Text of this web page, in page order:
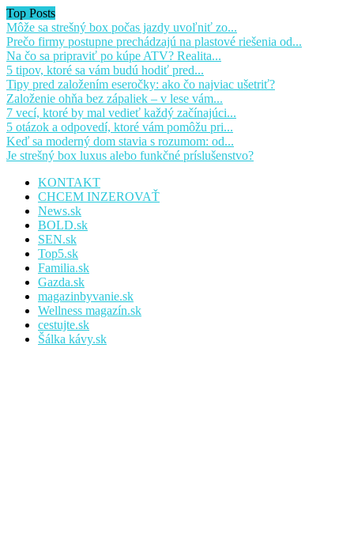
Top Posts
Môže sa strešný box počas jazdy uvoľniť zo...
Prečo firmy postupne prechádzajú na plastové riešenia od...
Na čo sa pripraviť po kúpe ATV? Realita...
5 tipov, ktoré sa vám budú hodiť pred...
Tipy pred založením eseročky: ako čo najviac ušetriť?
Založenie ohňa bez zápaliek – v lese vám...
7 vecí, ktoré by mal vedieť každý začínajúci...
5 otázok a odpovedí, ktoré vám pomôžu pri...
Keď sa moderný dom stavia s rozumom: od...
Je strešný box luxus alebo funkčné príslušenstvo?
KONTAKT
CHCEM INZEROVAŤ
News.sk
BOLD.sk
SEN.sk
Top5.sk
Familia.sk
Gazda.sk
magazinbyvanie.sk
Wellness magazín.sk
cestujte.sk
Šálka kávy.sk